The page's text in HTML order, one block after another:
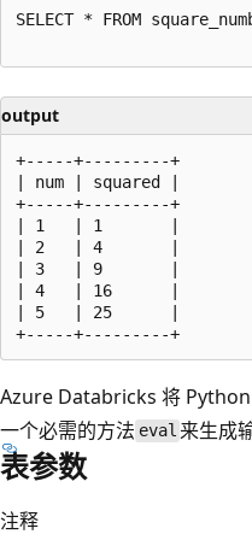
SELECT * FROM
output
+-----+---------+
| num | squared |
+-----+---------+
| 1   | 1       |
| 2   | 4       |
| 3   | 9       |
| 4   | 16      |
| 5   | 25      |
Azure Databricks 将
一个必需的方法 eval 来生成
表参数
注释